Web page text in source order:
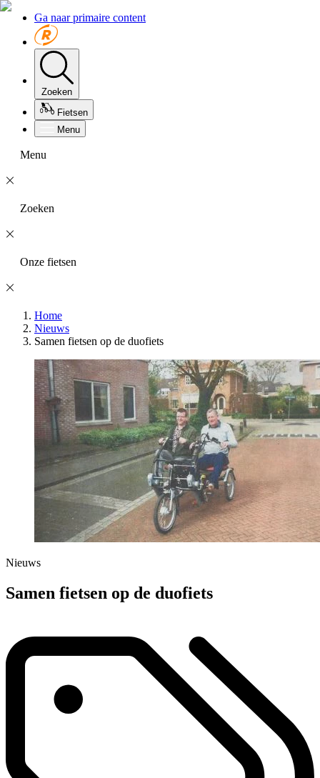
Ga naar primaire content
Zoeken
Fietsen
Menu
Menu
Zoeken
Onze fietsen
Home
Nieuws
Samen fietsen op de duofiets
Nieuws
Samen fietsen op de duofiets